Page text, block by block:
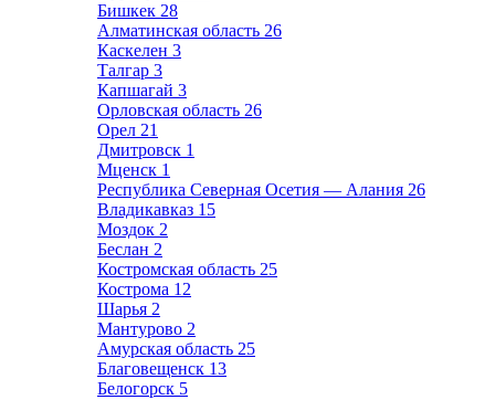
Бишкек 28
Алматинская область 26
Каскелен 3
Талгар 3
Капшагай 3
Орловская область 26
Орел 21
Дмитровск 1
Мценск 1
Республика Северная Осетия — Алания 26
Владикавказ 15
Моздок 2
Беслан 2
Костромская область 25
Кострома 12
Шарья 2
Мантурово 2
Амурская область 25
Благовещенск 13
Белогорск 5